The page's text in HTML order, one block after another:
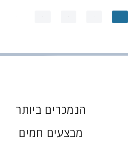
הנמכרים ביותר
מבצעים חמים